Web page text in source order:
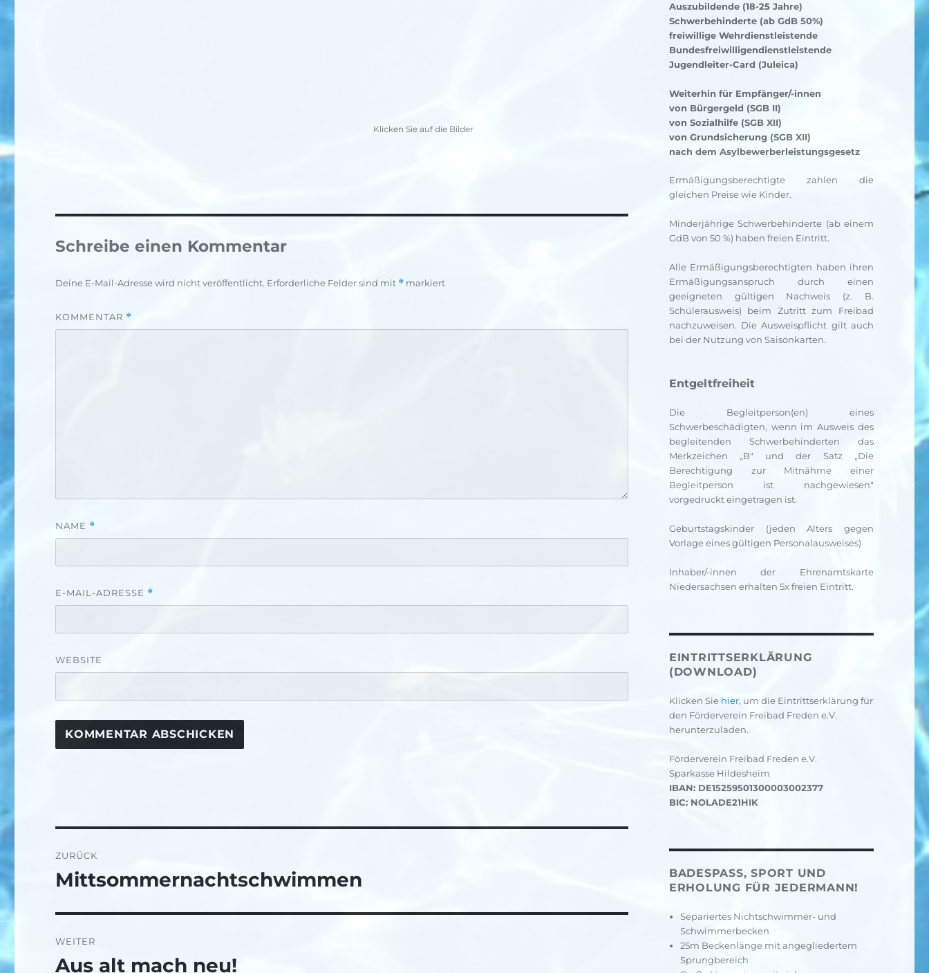
Klicken Sie auf die Bilder
Schreibe einen Kommentar
Deine E-Mail-Adresse wird nicht veröffentlicht. Erforderliche Felder sind mit * markiert
KOMMENTAR *
NAME *
E-MAIL-ADRESSE *
WEBSITE
ZURÜCK
Vorheriger
Mittsommernachtschwimmen
WEITER
Nächster
Aus alt mach neu!
Auszubildende (18-25 Jahre)
Schwerbehinderte (ab GdB 50%)
freiwillige Wehrdienstleistende
Bundesfreiwilligendienstleistende
Jugendleiter-Card (Juleica)
Weiterhin für Empfänger/-innen
von Bürgergeld (SGB II)
von Sozialhilfe (SGB XII)
von Grundsicherung (SGB XII)
nach dem Asylbewerberleistungsgesetz
Ermäßigungsberechtigte zahlen die
gleichen Preise wie Kinder.
Minderjährige Schwerbehinderte (ab einem
GdB von 50 %) haben freien Eintritt.
Alle Ermäßigungsberechtigten haben ihren
Ermäßigungsanspruch durch einen
geeigneten gültigen Nachweis (z. B.
Schülerausweis) beim Zutritt zum Freibad
nachzuweisen. Die Ausweispflicht gilt auch
bei der Nutzung von Saisonkarten.
Entgeltfreiheit
Die Begleitperson(en) eines
Schwerbeschädigten, wenn im Ausweis des
begleitenden Schwerbehinderten das
Merkzeichen „B" und der Satz „Die
Berechtigung zur Mitnähme einer
Begleitperson ist nachgewiesen"
vorgedruckt eingetragen ist.
Geburtstagskinder (jeden Alters gegen
Vorlage eines gültigen Personalausweises)
Inhaber/-innen der Ehrenamtskarte
Niedersachsen erhalten 5x freien Eintritt.
EINTRITTSERKLÄRUNG
(DOWNLOAD)
Klicken Sie hier, um die Eintrittserklärung für
den Förderverein Freibad Freden e.V.
herunterzuladen.
Förderverein Freibad Freden e.V.
Sparkasse Hildesheim
IBAN: DE15259501300003002377
BIC: NOLADE21HIK
BADESPASS, SPORT UND E
RHOLUNG FÜR JEDERMANN!
Separiertes Nichtschwimmer- und
Schwimmerbecken
25m Beckenlänge mit angegliedertem
Sprungbereich